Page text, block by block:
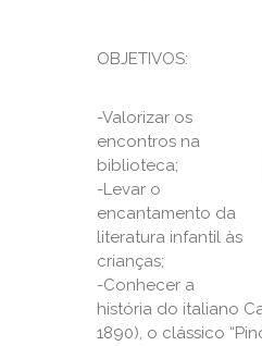
OBJETIVOS:
-Valorizar os
encontros na
biblioteca;
-Levar o
encantamento da
literatura infantil às
crianças;
-Conhecer a
história do italiano
1890), o clássico